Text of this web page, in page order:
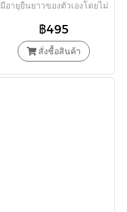
มีอายุยืนยาวของตัวเองโดยไม่
ความรู้ที่แนะนำไว้ในเล่ม
฿495
สั่งซื้อสินค้า